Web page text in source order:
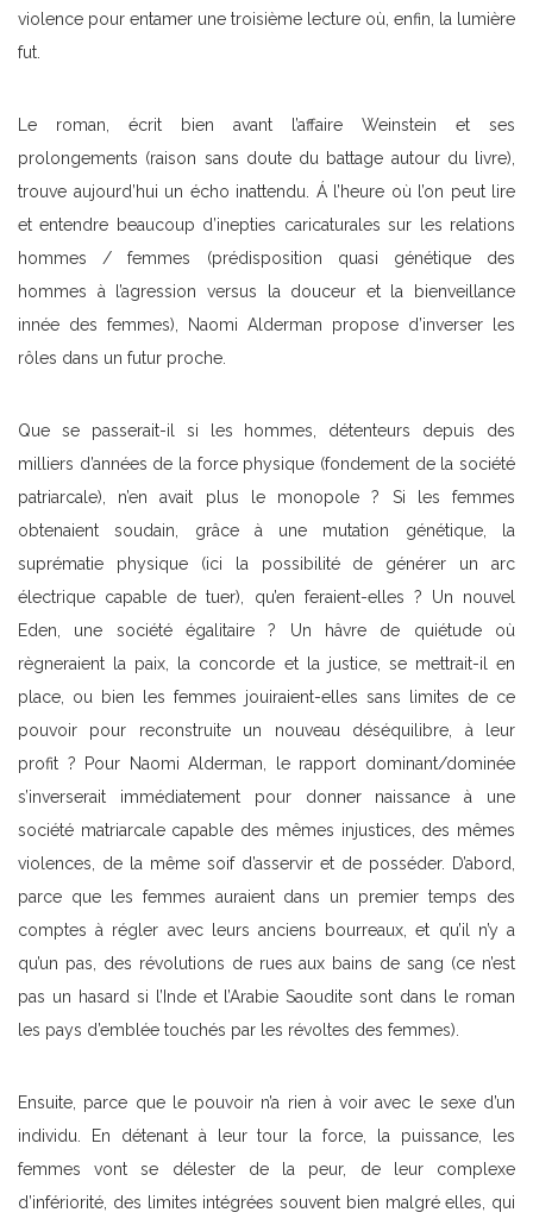
violence pour entamer une troisième lecture où, enfin, la lumière
fut.
Le roman, écrit bien avant l’affaire Weinstein et ses
prolongements (raison sans doute du battage autour du livre),
trouve aujourd’hui un écho inattendu. Á l’heure où l’on peut lire
et entendre beaucoup d’inepties caricaturales sur les relations
hommes / femmes (prédisposition quasi génétique des
hommes à l’agression versus la douceur et la bienveillance
innée des femmes), Naomi Alderman propose d’inverser les
rôles dans un futur proche.
Que se passerait-il si les hommes, détenteurs depuis des
milliers d’années de la force physique (fondement de la société
patriarcale), n’en avait plus le monopole ? Si les femmes
obtenaient soudain, grâce à une mutation génétique, la
suprématie physique (ici la possibilité de générer un arc
électrique capable de tuer), qu’en feraient-elles ? Un nouvel
Eden, une société égalitaire ? Un hâvre de quiétude où
règneraient la paix, la concorde et la justice, se mettrait-il en
place, ou bien les femmes jouiraient-elles sans limites de ce
pouvoir pour reconstruite un nouveau déséquilibre, à leur
profit ? Pour Naomi Alderman, le rapport dominant/dominée
s’inverserait immédiatement pour donner naissance à une
société matriarcale capable des mêmes injustices, des mêmes
violences, de la même soif d’asservir et de posséder. D’abord,
parce que les femmes auraient dans un premier temps des
comptes à régler avec leurs anciens bourreaux, et qu’il n’y a
qu’un pas, des révolutions de rues aux bains de sang (ce n’est
pas un hasard si l’Inde et l’Arabie Saoudite sont dans le roman
les pays d’emblée touchés par les révoltes des femmes).
Ensuite, parce que le pouvoir n’a rien à voir avec le sexe d’un
individu. En détenant à leur tour la force, la puissance, les
femmes vont se délester de la peur, de leur complexe
d’infériorité, des limites intégrées souvent bien malgré elles, qui